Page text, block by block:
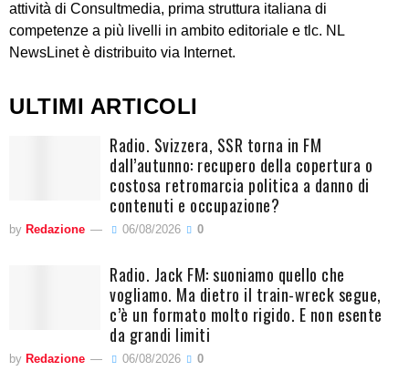
attività di Consultmedia, prima struttura italiana di
competenze a più livelli in ambito editoriale e tlc. NL
NewsLinet è distribuito via Internet.
ULTIMI ARTICOLI
Radio. Svizzera, SSR torna in FM
dall’autunno: recupero della copertura o
costosa retromarcia politica a danno di
contenuti e occupazione?
by Redazione 06/08/2026 0
Radio. Jack FM: suoniamo quello che
vogliamo. Ma dietro il train-wreck segue,
c’è un formato molto rigido. E non esente
da grandi limiti
by Redazione 06/08/2026 0